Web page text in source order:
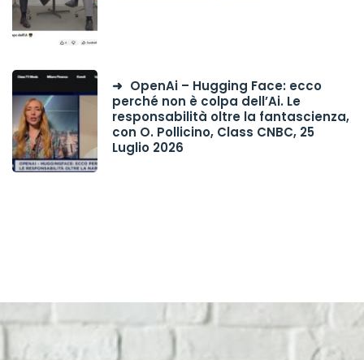
OpenAi – Hugging Face: ecco
perché non è colpa dell’Ai. Le
responsabilità oltre la fantascienza,
con O. Pollicino, Class CNBC, 25
Luglio 2026